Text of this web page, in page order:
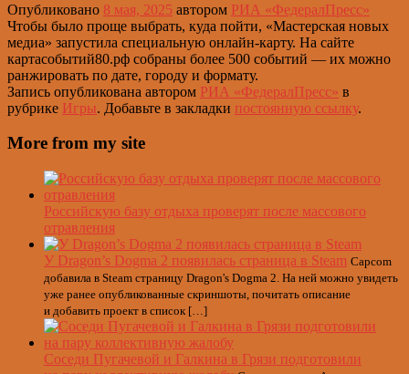
Опубликовано 8 мая, 2025 автором РИА «ФедералПресс»
Чтобы было проще выбрать, куда пойти, «Мастерская новых
медиа» запустила специальную онлайн-карту. На сайте
картасобытий80.рф собраны более 500 событий — их можно
ранжировать по дате, городу и формату.
Запись опубликована автором РИА «ФедералПресс» в
рубрике Игры. Добавьте в закладки постоянную ссылку.
More from my site
Российскую базу отдыха проверят после массового
отравления
У Dragon’s Dogma 2 появилась страница в Steam Capcom
добавила в Steam страницу Dragon's Dogma 2. На ней можно увидеть
уже ранее опубликованные скриншоты, почитать описание
и добавить проект в список […]
Соседи Пугачевой и Галкина в Грязи подготовили